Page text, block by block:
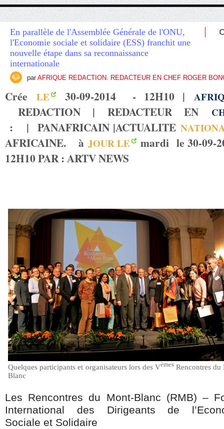
En parallèle de l'Assemblée Générale de l'ONU,
l'Economie sociale et solidaire (ESS) franchit une
nouvelle étape dans sa reconnaissance
internationale
par AFRIQUE REDACTION. REDACTEUR EN CHEF ROGER
Crée LE 30-09-2014 - 12H10 |
REDACTION | REDACTEUR EN
: | PANAFRICAIN |ACTUALITE
AFRICAINE. à JOUR LE mardi le 30-09-
12H10 PAR : ARTV NEWS
Quelques participants et organisateurs lors des Vèmes Rencontres du
Blanc
Les Rencontres du Mont-Blanc (RMB) –
International des Dirigeants de
Sociale et Solidaire